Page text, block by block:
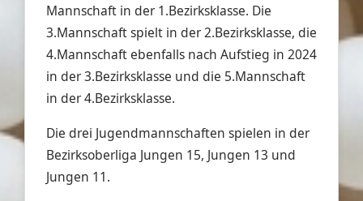
Mannschaft in der 1.Bezirksklasse. Die
3.Mannschaft spielt in der 2.Bezirksklasse, die
4.Mannschaft ebenfalls nach Aufstieg in 2024
in der 3.Bezirksklasse und die 5.Mannschaft
in der 4.Bezirksklasse.
Die drei Jugendmannschaften spielen in der
Bezirksoberliga Jungen 15, Jungen 13 und
Jungen 11.